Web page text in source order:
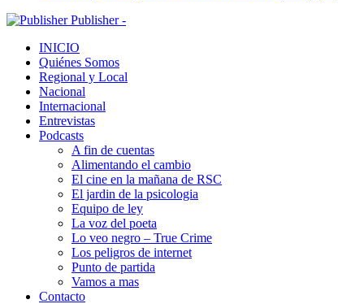
Publisher -
INICIO
Quiénes Somos
Regional y Local
Nacional
Internacional
Entrevistas
Podcasts
A fin de cuentas
Alimentando el cambio
El cine en la mañana de RSC
El jardin de la psicologia
Equipo de ley
La voz del poeta
Lo veo negro – True Crime
Los peligros de internet
Punto de partida
Vamos a mas
Contacto